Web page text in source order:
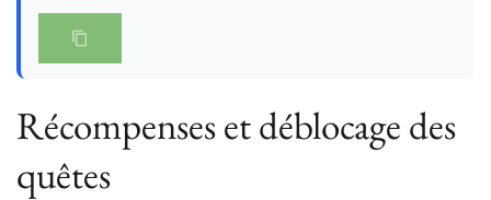
Récompenses et déblocage des
quêtes